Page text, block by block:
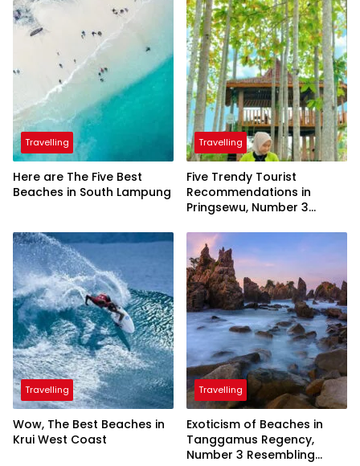
Travelling
Here are The Five Best
Beaches in South Lampung
Travelling
Five Trendy Tourist
Recommendations in
Pringsewu, Number 3
President
Travelling
Wow, The Best Beaches in
Krui West Coast
Travelling
Exoticism of Beaches in
Tanggamus Regency,
Number 3 Resembling